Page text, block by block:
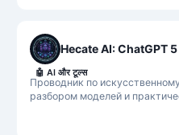
Hecate AI: ChatGPT
Проводник по
разбором моделей и
🤖 AI और टूल्स